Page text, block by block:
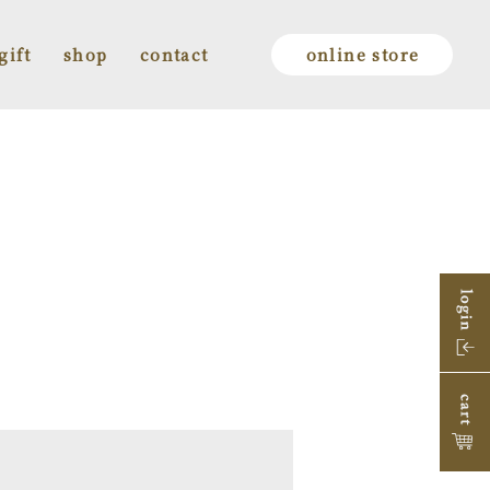
shop contact online store